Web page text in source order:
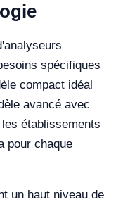
spécifiques
compact idéal
avancé avec
établissements
pour chaque
un haut niveau de